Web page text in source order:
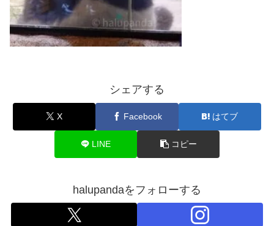
シェアする
X Facebook はてブ
LINE コピー
halupandaをフォローする